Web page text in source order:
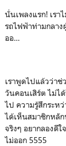
นั่นเพลงแรก! เรา
รถไฟฟ้าท่ามกลา
ออ...
เราพูดไปแล้วว่าช่
วันคอนเสิร์ต ไม่ไ
ไป ความรู้สึกระห
ได้เห็นสมาชิกหลั
จริงๆ อยากลองดี
ไม่ออก 5555